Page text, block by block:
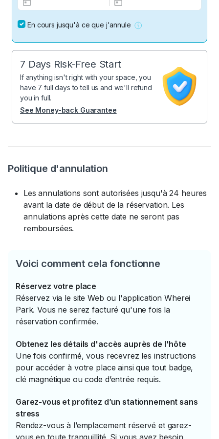
Politique d'annulation
Les annulations sont autorisées jusqu'à 24 heures
avant la date de début de la réservation. Les
annulations après cette date ne seront pas
remboursées.
Voici comment cela fonctionne
Réservez votre place
Réservez via le site Web ou l'application Wherei
Park. Vous ne serez facturé qu'une fois la
réservation confirmée.
Obtenez les détails d'accès auprès de l'hôte
Une fois confirmé, vous recevrez les instructions
pour accéder à votre place ainsi que tout badge,
clé magnétique ou code d’entrée requis.
Garez-vous et profitez d’un stationnement sans
stress
Rendez-vous à l’emplacement réservé et garez-
En cours jusqu'à ce que j'annule
7 Days Risk-Free Start
If anything isn't right with your space, you
have 7 full days to tell us and we'll refund
you in full.
See Money-back Guarantee